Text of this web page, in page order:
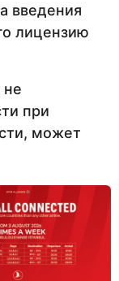
введения
лицензию
не
при
может